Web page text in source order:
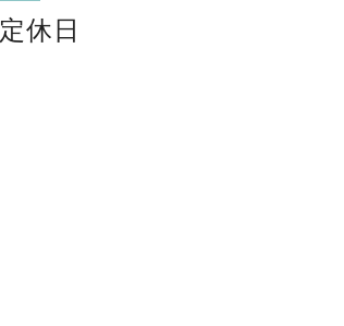
定休日